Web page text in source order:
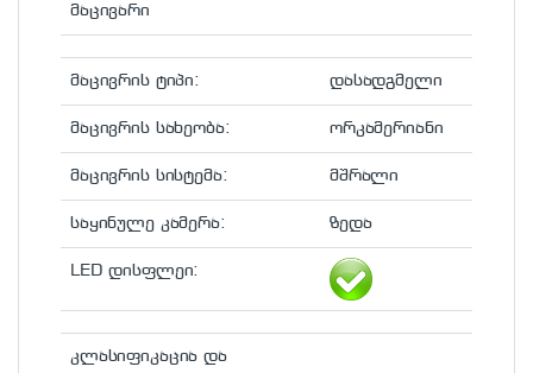
მაცივარი
მაცივრის ტიპი: დასადგმელი
მაცივრის სახეობა: ორკამერიანი
მაცივრის სისტემა: მშრალი
საყინულე კამერა: ზედა
LED დისფლეი:
კლასიფიკაცია და